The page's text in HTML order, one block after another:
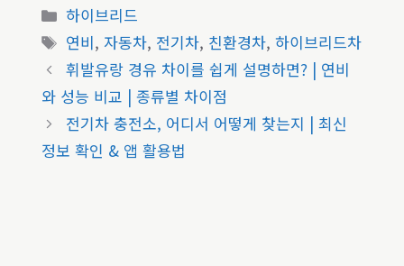
카
테
고
리
하이브리드
태
그
연비, 자동차, 전기차, 친환경차,하이브리드차
휘발유랑 경유 차이를 쉽게 설명하면? | 연비
와 성능 비교 | 종류별 차이점
전기차 충전소, 어디서 어떻게 찾는지 | 최신
정보 확인 & 앱 활용법